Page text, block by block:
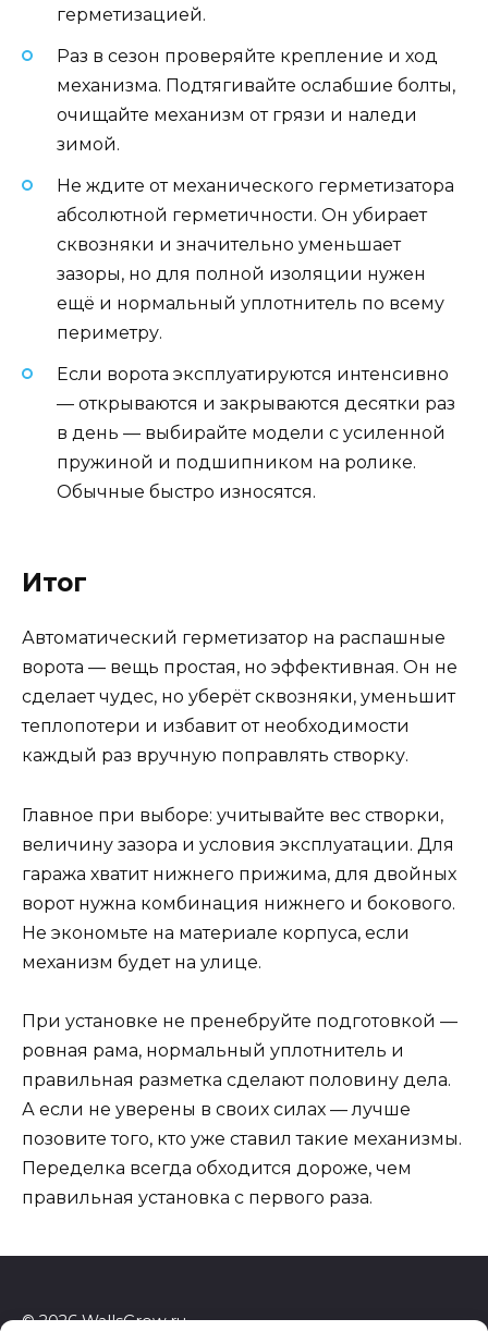
герметизацией.
Раз в сезон проверяйте крепление и ход
механизма. Подтягивайте ослабшие болты,
очищайте механизм от грязи и наледи
зимой.
Не ждите от механического герметизатора
абсолютной герметичности. Он убирает
сквозняки и значительно уменьшает
зазоры, но для полной изоляции нужен
ещё и нормальный уплотнитель по всему
периметру.
Если ворота эксплуатируются интенсивно
— открываются и закрываются десятки раз
в день — выбирайте модели с усиленной
пружиной и подшипником на ролике.
Обычные быстро износятся.
Итог
Автоматический герметизатор на распашные
ворота — вещь простая, но эффективная. Он не
сделает чудес, но уберёт сквозняки, уменьшит
теплопотери и избавит от необходимости
каждый раз вручную поправлять створку.
Главное при выборе: учитывайте вес створки,
величину зазора и условия эксплуатации. Для
гаража хватит нижнего прижима, для двойных
ворот нужна комбинация нижнего и бокового.
Не экономьте на материале корпуса, если
механизм будет на улице.
При установке не пренебруйте подготовкой —
ровная рама, нормальный уплотнитель и
правильная разметка сделают половину дела.
А если не уверены в своих силах — лучше
позовите того, кто уже ставил такие механизмы.
Переделка всегда обходится дороже, чем
правильная установка с первого раза.
© 2026 WallsGrow.ru